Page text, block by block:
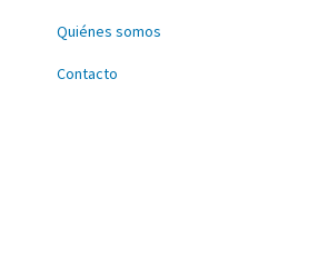
Quiénes somos
Contacto